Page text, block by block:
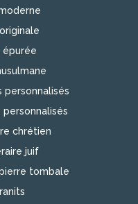
épurée
personnalisés
personnalisés
chrétien
juif
tombale